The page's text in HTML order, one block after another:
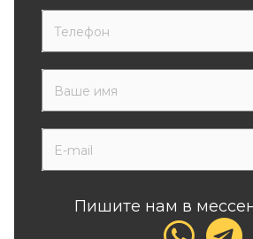
Пишите нам в